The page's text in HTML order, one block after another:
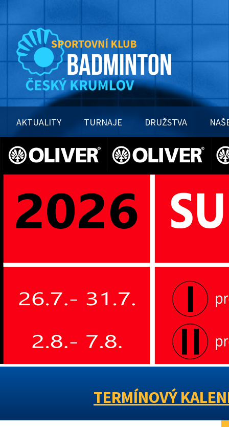
AKTUALITY TURNAJE DRUŽSTVA
TERMÍNOVÝ